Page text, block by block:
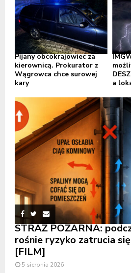
Pijany obcokrajowiec za
kierownicą. Prokurator z
Wągrowca chce surowej
kary
a
STRAŻ POŻARNA:
rośnie ryzyko zatrucia
[FILM]
5 sierpnia 2026